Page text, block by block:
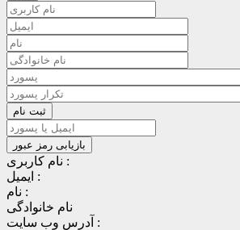
نام کاربری :
ایمیل :
نام :
نام خانوادگی
آدرس وب سایت :